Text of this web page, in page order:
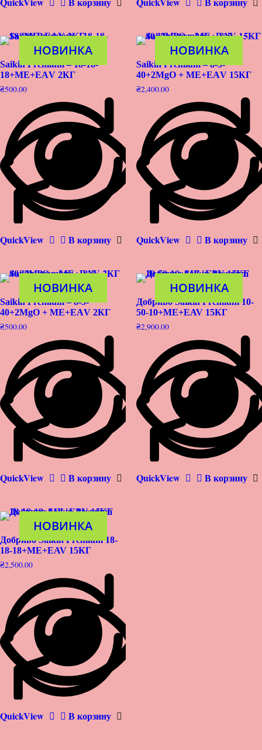
НОВИНКА
Saikin Premium – 18-18-
18+МЕ+ЕАV 2КГ
₴500.00
QuickView В корзину
НОВИНКА
Saikin Premium – 8-5-
40+2MgO + МЕ+ЕАV 15КГ
₴2,400.00
QuickView В корзину
НОВИНКА
Saikin Premium – 8-5-
40+2MgO + МЕ+ЕАV 2КГ
₴500.00
QuickView В корзину
НОВИНКА
Добриво Saikin Premium 10-
50-10+ME+EAV 15КГ
₴2,900.00
QuickView В корзину
НОВИНКА
Добриво Saikin Premium 18-
18-18+ME+EAV 15КГ
₴2,500.00
QuickView В корзину